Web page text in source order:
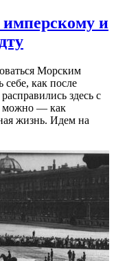
имперскому и
Морским
как после
здесь с
можно — как
жизнь. Идем на